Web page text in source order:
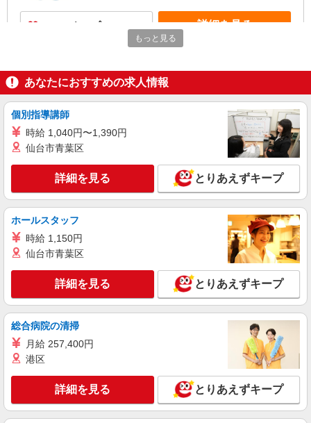
キープ 詳細を見る
UTエイム株式会社 SC＿AIM西日本第二CU SC＿AIMひがし南関
CF《ABOJ1C》
半導体製造装置の組立て・配線
月給：210,000円〜 月収例：230,310円（月給
＋各種手当） ※法定内残業手当3,385円/月 ※法定
熊本県玉名郡南関町 勤務詳細：玉名郡南関町
通勤方法：車/バイク 最寄り駅：新玉名駅から車
17分 ※構内無料駐車場利用OK
キープ 詳細を見る
派遣社員 職業紹介
株式会社リオン
電子機器の配線や製品の組立・検査等
月給245,000円〜280,000円（経験・能力によ
る）
熊本県南関町
キープ 詳細を見る
もっと見る
あなたにおすすめの求人情報
個別指導講師
時給 1,040円〜1,390円
仙台市青葉区
詳細を見る とりあえずキープ
ホールスタッフ
時給 1,150円
仙台市青葉区
詳細を見る とりあえずキープ
総合病院の清掃
月給 257,400円
港区
詳細を見る とりあえずキープ